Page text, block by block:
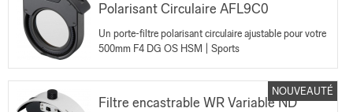
Polarisant Circulaire AFL9C0
Un porte-filtre polarisant circulaire ajustable pour votre
500mm F4 DG OS HSM | Sports
Filtre encastrable WR Variable ND
NOUVEAUTÉ